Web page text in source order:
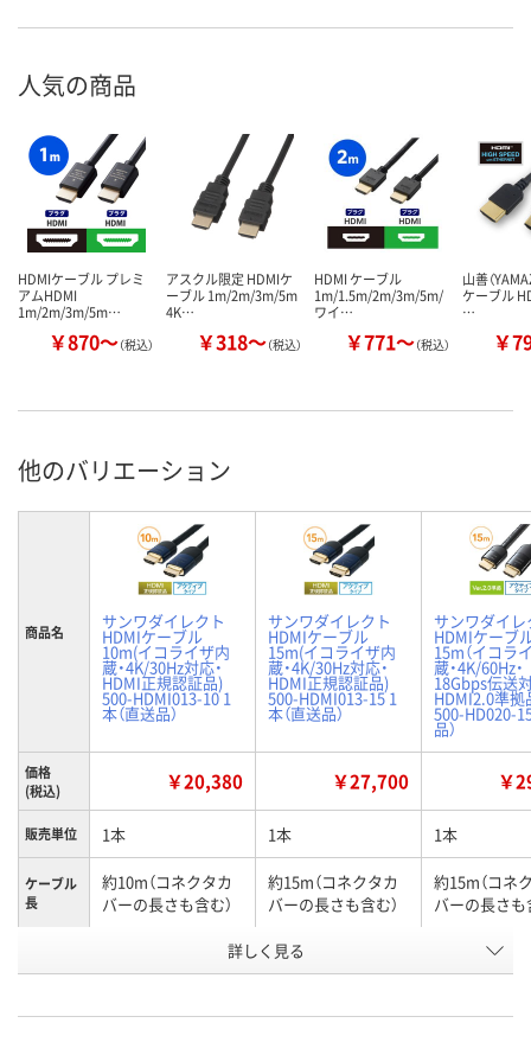
人気の商品
HDMIケーブル プレミ
アムHDMI
1m/2m/3m/5m…
￥870～（税込）
アスクル限定 HDMIケ
ーブル 1m/2m/3m/5m
4K…
￥318～（税込）
HDMI ケーブル
1m/1.5m/2m/3m/5m/
ワイ…
￥771～（税込）
山善（
ケーブル
…
￥
他のバリエーション
商品名 サンワダイレクト
HDMIケーブル
10m(イコライザ内
蔵・4K/30Hz対応・
HDMI正規認証品)
500-HDMI013-10 1
本（直送品）
サンワダイレクト
HDMIケーブル
15m(イコライザ内
蔵・4K/30Hz対応・
HDMI正規認証品)
500-HDMI013-15 1
本（直送品）
サンワダイレ
HDMIケーブ
15m（イコラ
蔵・4K/60Hz・
18Gbps伝送
HDMI2.0準拠
500-HD020-
品）
価格
(税込)
￥20,380 ￥27,700 ￥
販売単位 1本 1本 1本
ケーブル
長
約10m（コネクタカ
バーの長さも含む）
約15m（コネクタカ
バーの長さも含む）
約15m（コネ
バーの長さも
4K/30Hz対応 4K/60Hz・
号
詳しく見る